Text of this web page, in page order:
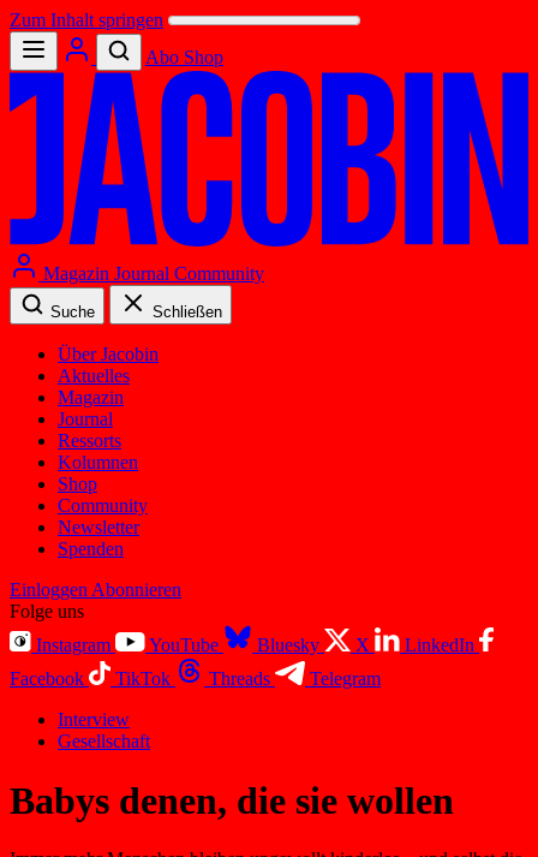
Zum Inhalt springen
Abo Shop
Magazin Journal Community
Suche Schließen
Über Jacobin
Aktuelles
Magazin
Journal
Ressorts
Kolumnen
Shop
Community
Newsletter
Spenden
Einloggen Abonnieren
Folge uns
Instagram
YouTube Bluesky X
LinkedIn
Facebook
TikTok Threads
Telegram
Interview
Gesellschaft
Babys denen, die sie wollen